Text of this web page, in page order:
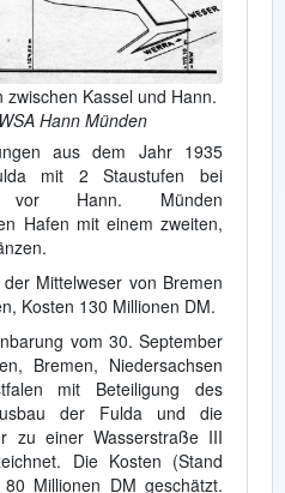
zwischen Kassel und Hann.
Hann Münden
aus dem Jahr 1935
mit 2 Staustufen bei
vor Hann. Münden
Hafen mit einem zweiten,
Mittelweser von Bremen
Kosten 130 Millionen DM.
vom 30. September
Bremen, Niedersachsen
mit Beteiligung des
der Fulda und die
zu einer Wasserstraße III
Die Kosten (Stand
Millionen DM geschätzt.